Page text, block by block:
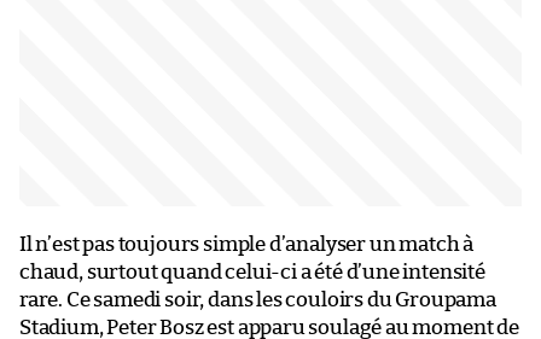
Il n’est pas toujours simple d’analyser un match à
chaud, surtout quand celui-ci a été d’une intensité
rare. Ce samedi soir, dans les couloirs du Groupama
Stadium, Peter Bosz est apparu soulagé au moment de